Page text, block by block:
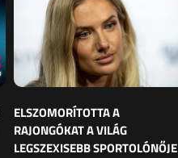
ELSZOMORÍTOTTA A
RAJONGÓKAT A VILÁG
LEGSZEXISEBB SPORTOLÓNŐJE